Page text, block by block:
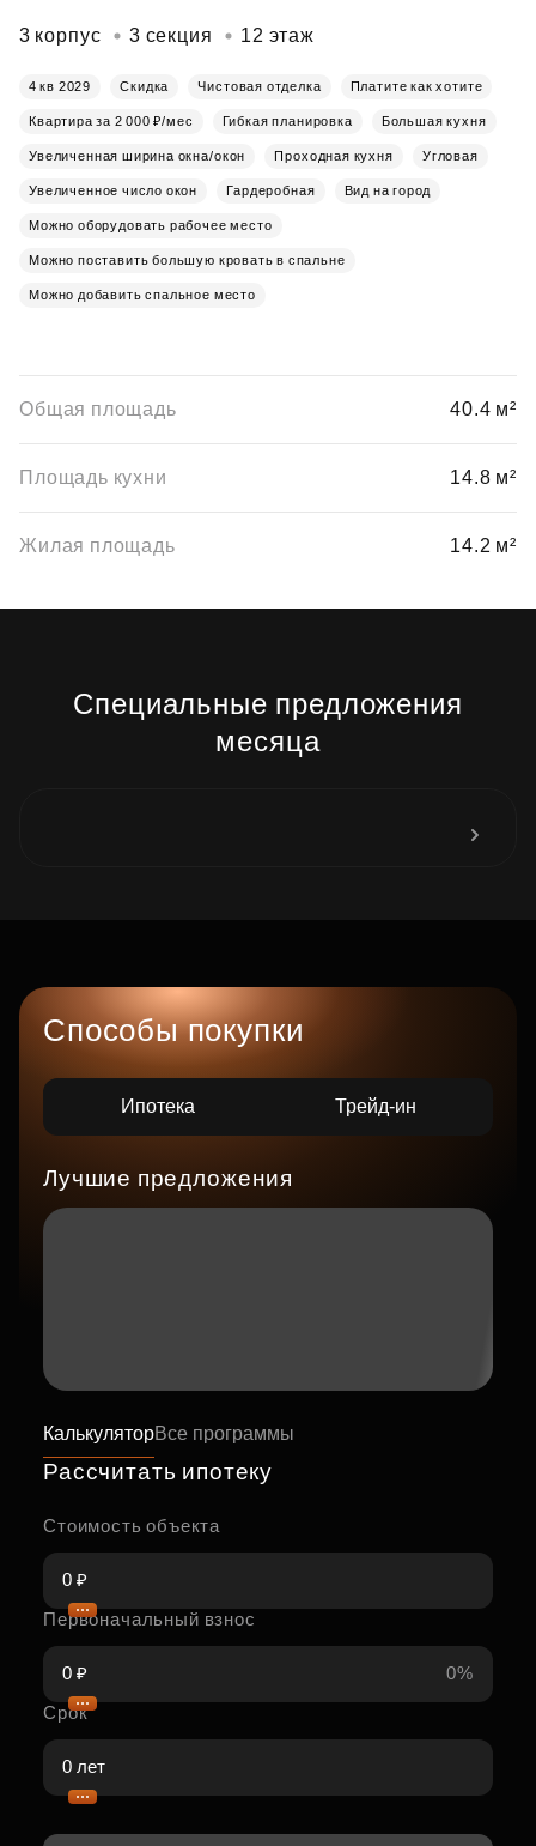
3 корпус 3 секция 12 этаж
4 кв 2029 Скидка Чистовая отделка Платите как хотите
Квартира за 2 000 ₽/мес Гибкая планировка Большая кухня
Увеличенная ширина окна/окон Проходная кухня Угловая
Увеличенное число окон Гардеробная Вид на город
Можно оборудовать рабочее место
Можно поставить большую кровать в спальне
Можно добавить спальное место
Общая площадь 40.4 м²
Площадь кухни 14.8 м²
Жилая площадь 14.2 м²
Специальные предложения
месяца
Способы покупки
Ипотека Трейд-ин
Лучшие предложения
КалькуляторВсе программы
Рассчитать ипотеку
Стоимость объекта
Первоначальный взнос
0%
Срок